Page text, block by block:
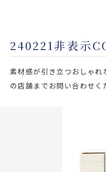
製品をさがす
店舗をさがす
240221非表示
素材感が引き立つおしゃれ
の店舗までお問い合わせく